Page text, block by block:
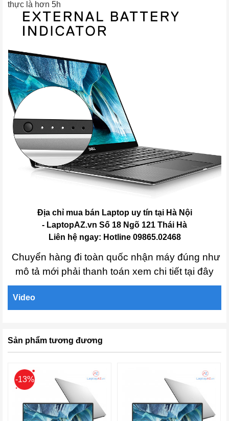
thực là hơn 5h
Địa chỉ mua bán Laptop uy tín tại Hà Nội
- LaptopAZ.vn Số 18 Ngõ 121 Thái Hà
Liên hệ ngay: Hotline 09865.02468
Chuyển hàng đi toàn quốc nhận máy đúng như
mô tả mới phải thanh toán xem chi tiết tại đây
Video
Sản phẩm tương đương
-13%